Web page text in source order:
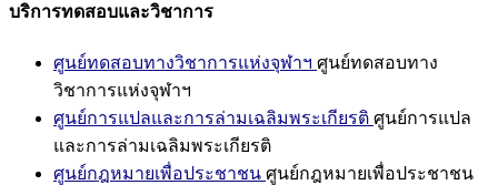
บริการทดสอบและวิชาการ
ศูนย์ทดสอบทางวิชาการแห่งจุฬาฯ ศูนย์ทดสอบทาง
วิชาการแห่งจุฬาฯ
ศูนย์การแปลและการล่ามเฉลิมพระเกียรติ ศูนย์การแปล
และการล่ามเฉลิมพระเกียรติ
ศูนย์กฎหมายเพื่อประชาชน ศูนย์กฎหมายเพื่อประชาชน